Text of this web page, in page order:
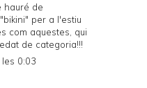
hauré de
per a l'estiu
com aquestes, qui
de categoria!!!
les 0:03